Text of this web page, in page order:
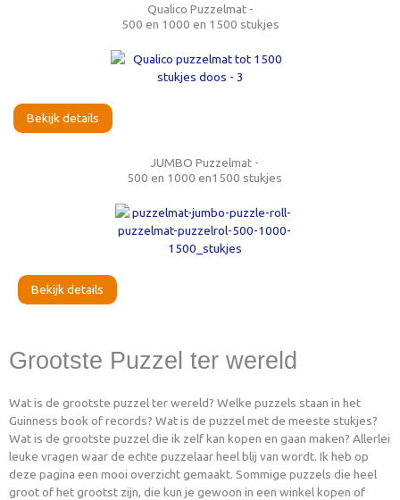
Qualico Puzzelmat -
500 en 1000 en 1500 stukjes
Bekijk details
JUMBO Puzzelmat -
500 en 1000 en1500 stukjes
Bekijk details
Grootste Puzzel ter wereld
Wat is de grootste puzzel ter wereld? Welke puzzels staan in het
Guinness book of records? Wat is de puzzel met de meeste stukjes?
Wat is de grootste puzzel die ik zelf kan kopen en gaan maken? Allerlei
leuke vragen waar de echte puzzelaar heel blij van wordt. Ik heb op
deze pagina een mooi overzicht gemaakt. Sommige puzzels die heel
groot of het grootst zijn, die kun je gewoon in een winkel kopen of